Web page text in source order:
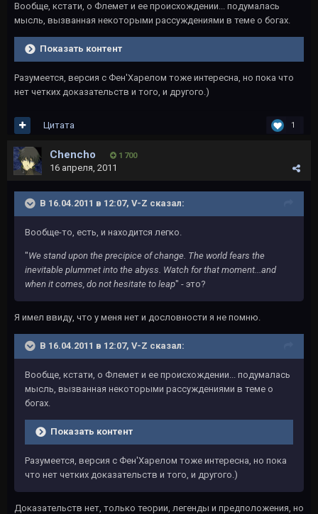
Вообще, кстати, о Флемет и ее происхождении... подумалась
мысль, вызванная некоторыми рассуждениями в теме о богах.
Показать контент
Разумеется, версия с Фен'Харелом тоже интересна, но пока что
нет четких доказательств и того, и другого.)
1
Цитата
Chencho 1 700
16 апреля, 2011
В 16.04.2011 в 12:07, V-Z сказал:
Вообще-то, есть, и находится легко.
"We stand upon the precipice of change. The world fears the
inevitable plummet into the abyss. Watch for that moment...and
when it comes, do not hesitate to leap" - это?
Я имел ввиду, что у меня нет и дословности я не помню.
В 16.04.2011 в 12:07, V-Z сказал:
Вообще, кстати, о Флемет и ее происхождении... подумалась
мысль, вызванная некоторыми рассуждениями в теме о
богах.
Показать контент
Разумеется, версия с Фен'Харелом тоже интересна, но пока
что нет четких доказательств и того, и другого.)
Доказательств нет, только теории, легенды и предположения, но